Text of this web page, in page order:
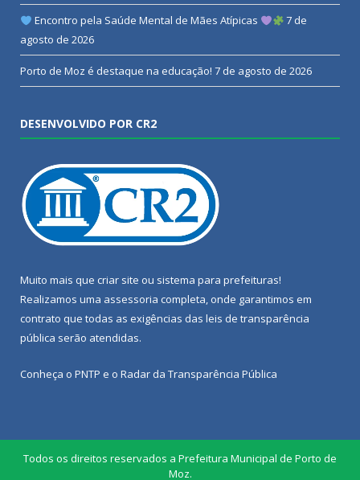
Encontro pela Saúde Mental de Mães Atípicas
7 de
agosto de 2026
Porto de Moz é destaque na educação! 7 de agosto de 2026
DESENVOLVIDO POR CR2
Muito mais que criar site ou sistema para prefeituras!
Realizamos uma assessoria completa, onde garantimos em
contrato que todas as exigências das leis de transparência
pública serão atendidas.
Conheça o PNTP e o Radar da Transparência Pública
Todos os direitos reservados a Prefeitura Municipal de Porto de
Moz.